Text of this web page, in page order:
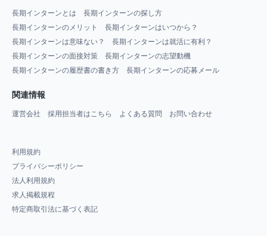
長期インターンとは
長期インターンの探し方
長期インターンのメリット
長期インターンはいつから？
長期インターンは意味ない？
長期インターンは就活に有利？
長期インターンの面接対策
長期インターンの志望動機
長期インターンの履歴書の書き方
長期インターンの応募メール
関連情報
運営会社 採用担当者はこちら よくある質問 お問い合わせ
利用規約
プライバシーポリシー
法人利用規約
求人掲載規程
特定商取引法に基づく表記